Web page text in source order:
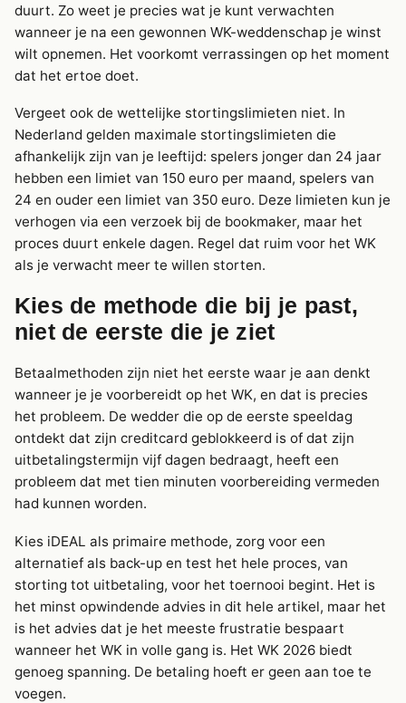
duurt. Zo weet je precies wat je kunt verwachten
wanneer je na een gewonnen WK-weddenschap je winst
wilt opnemen. Het voorkomt verrassingen op het moment
dat het ertoe doet.
Vergeet ook de wettelijke stortingslimieten niet. In
Nederland gelden maximale stortingslimieten die
afhankelijk zijn van je leeftijd: spelers jonger dan 24 jaar
hebben een limiet van 150 euro per maand, spelers van
24 en ouder een limiet van 350 euro. Deze limieten kun je
verhogen via een verzoek bij de bookmaker, maar het
proces duurt enkele dagen. Regel dat ruim voor het WK
als je verwacht meer te willen storten.
Kies de methode die bij je past,
niet de eerste die je ziet
Betaalmethoden zijn niet het eerste waar je aan denkt
wanneer je je voorbereidt op het WK, en dat is precies
het probleem. De wedder die op de eerste speeldag
ontdekt dat zijn creditcard geblokkeerd is of dat zijn
uitbetalingstermijn vijf dagen bedraagt, heeft een
probleem dat met tien minuten voorbereiding vermeden
had kunnen worden.
Kies iDEAL als primaire methode, zorg voor een
alternatief als back-up en test het hele proces, van
storting tot uitbetaling, voor het toernooi begint. Het is
het minst opwindende advies in dit hele artikel, maar het
is het advies dat je het meeste frustratie bespaart
wanneer het WK in volle gang is. Het WK 2026 biedt
genoeg spanning. De betaling hoeft er geen aan toe te
voegen.